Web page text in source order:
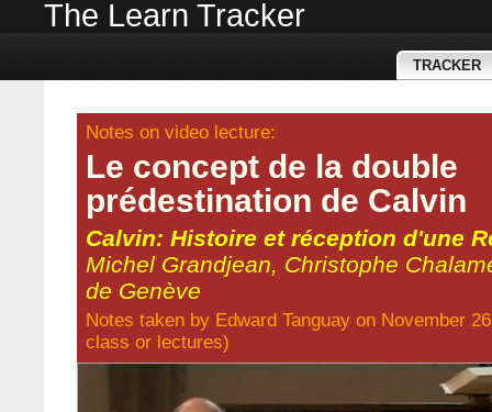
The Learn Tracker
TRACKER
Notes on video lecture:
Le concept de la double
prédestination de Calvin
Calvin: Histoire et réception d'une
Michel Grandjean, Christophe
de Genève
Notes taken by Edward Tanguay on November
class or lectures)